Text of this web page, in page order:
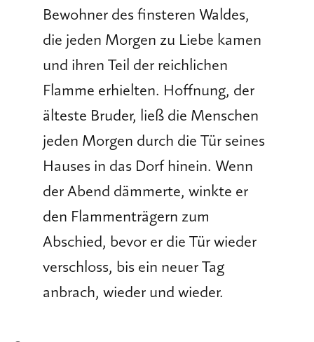
Bewohner des finsteren Waldes,
die jeden Morgen zu Liebe kamen
und ihren Teil der reichlichen
Flamme erhielten. Hoffnung, der
älteste Bruder, ließ die Menschen
jeden Morgen durch die Tür seines
Hauses in das Dorf hinein. Wenn
der Abend dämmerte, winkte er
den Flammenträgern zum
Abschied, bevor er die Tür wieder
verschloss, bis ein neuer Tag
anbrach, wieder und wieder.